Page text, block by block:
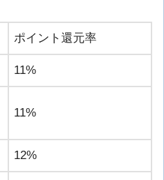
ポイント還元率
11%
11%
12%